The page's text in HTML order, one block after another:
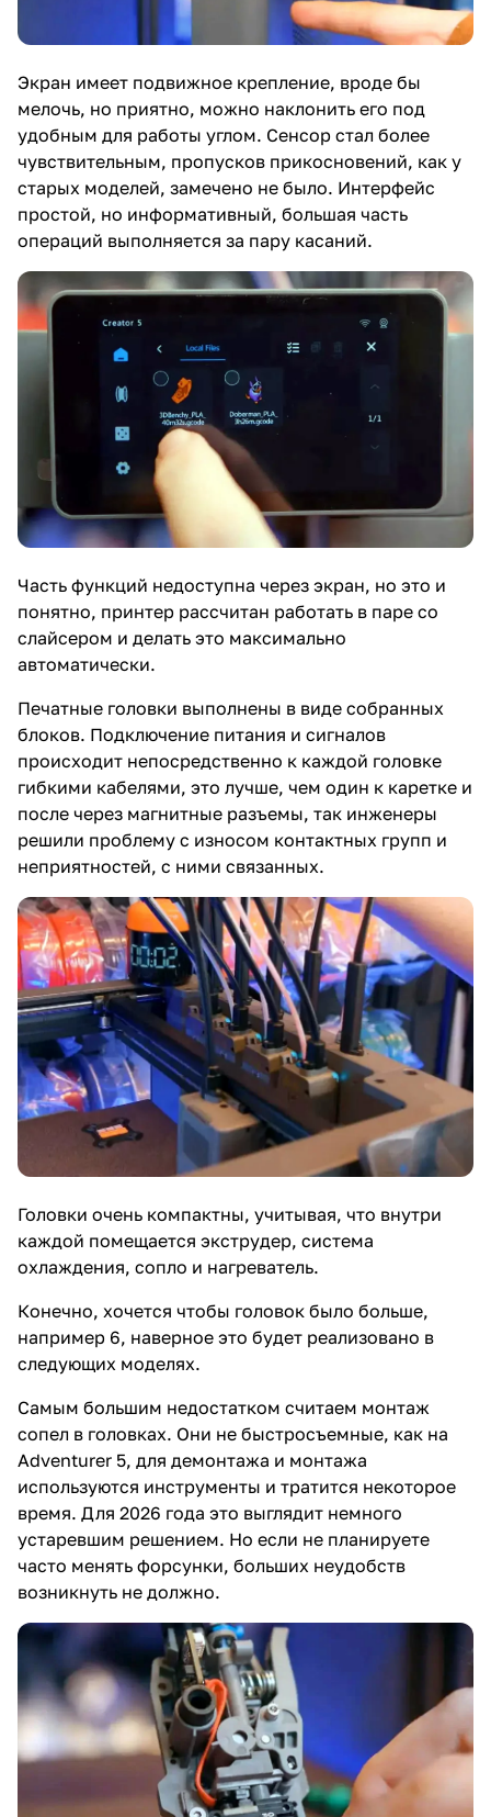
Экран имеет подвижное крепление, вроде бы
мелочь, но приятно, можно наклонить его под
удобным для работы углом. Сенсор стал более
чувствительным, пропусков прикосновений, как у
старых моделей, замечено не было. Интерфейс
простой, но информативный, большая часть
операций выполняется за пару касаний.
Часть функций недоступна через экран, но это и
понятно, принтер рассчитан работать в паре со
слайсером и делать это максимально
автоматически.
Печатные головки выполнены в виде собранных
блоков. Подключение питания и сигналов
происходит непосредственно к каждой головке
гибкими кабелями, это лучше, чем один к каретке и
после через магнитные разъемы, так инженеры
решили проблему с износом контактных групп и
неприятностей, с ними связанных.
Головки очень компактны, учитывая, что внутри
каждой помещается экструдер, система
охлаждения, сопло и нагреватель.
Конечно, хочется чтобы головок было больше,
например 6, наверное это будет реализовано в
следующих моделях.
Самым большим недостатком считаем монтаж
сопел в головках. Они не быстросъемные, как на
Adventurer 5, для демонтажа и монтажа
используются инструменты и тратится некоторое
время. Для 2026 года это выглядит немного
устаревшим решением. Но если не планируете
часто менять форсунки, больших неудобств
возникнуть не должно.